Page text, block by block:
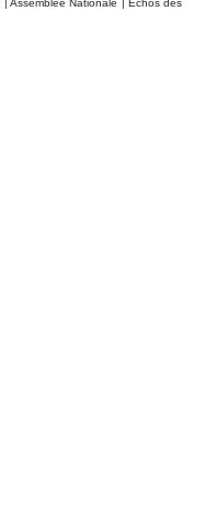
Assemblée Nationale
Echos des